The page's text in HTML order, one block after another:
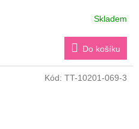
Skladem
Do košíku
Kód: TT-10201-069-3